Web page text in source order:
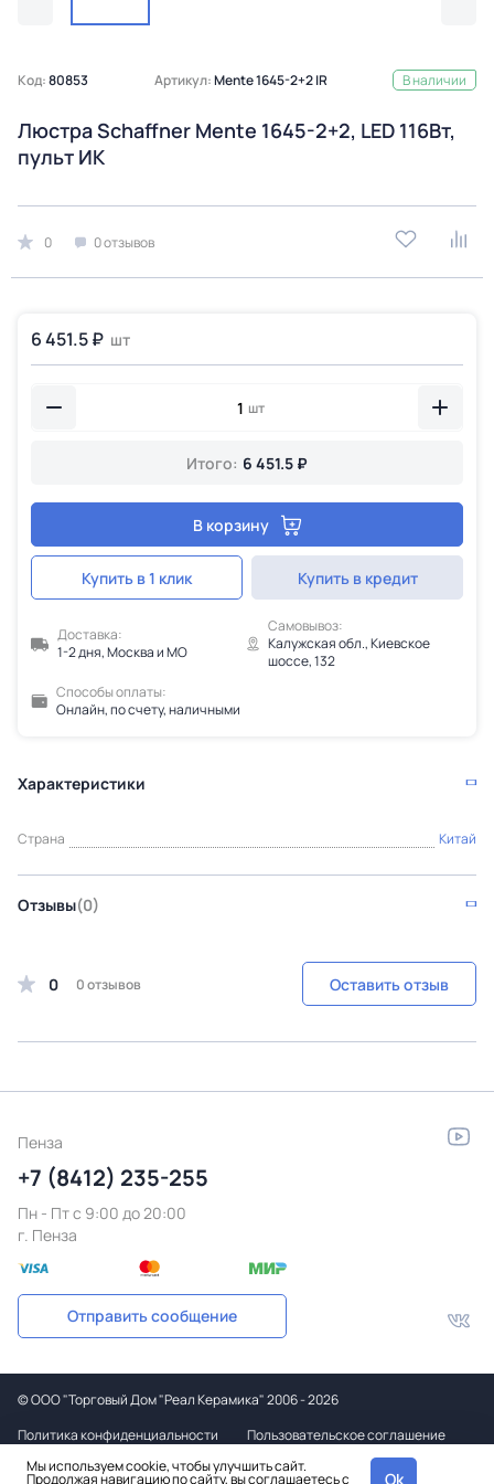
Код:80853 Артикул:Mente 1645-2+2 IR В наличии
Люстра Schaffner Mente 1645-2+2, LED 116Вт,
пульт ИК
0 0 отзывов
6 451.5 ₽ шт
шт
Итого: 6 451.5 ₽
В корзину
Купить в 1 клик Купить в кредит
Доставка:
1-2 дня, Москва и МО
Самовывоз:
Калужская обл., Киевское
шоссе, 132
Способы оплаты:
Онлайн, по счету, наличными
Характеристики
Страна Китай
Отзывы(0)
0 0 отзывов Оставить отзыв
Пенза
+7 (8412) 235-255
Пн - Пт c 9:00 до 20:00
г. Пенза
Отправить сообщение
©ООО "Торговый Дом "Реал Керамика"2006 - 2026
Политика конфиденциальности
Пользовательское соглашение
Дизайн
Мы используем cookie, чтобы улучшить сайт.
Продолжая навигацию по сайту, вы соглашаетесь с Ok